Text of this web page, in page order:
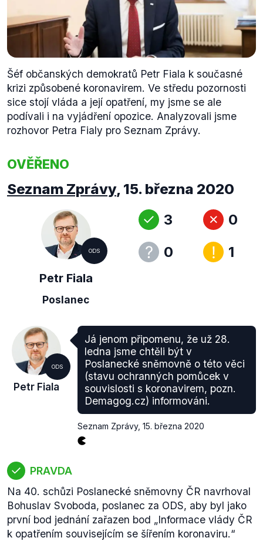
Šéf občanských demokratů Petr Fiala k současné
krizi způsobené koronavirem. Ve středu pozornosti
sice stojí vláda a její opatření, my jsme se ale
podívali i na vyjádření opozice. Analyzovali jsme
rozhovor Petra Fialy pro Seznam Zprávy.
OVĚŘENO
Seznam Zprávy, 15. března 2020
ODS
Petr Fiala
Poslanec
3
0
0
1
ODS
Petr Fiala
Já jenom připomenu, že už 28.
ledna jsme chtěli být v
Poslanecké sněmovně o této věci
(stavu ochranných pomůcek v
souvislosti s koronavirem, pozn.
Demagog.cz) informováni.
Seznam Zprávy, 15. března 2020
PRAVDA
Na 40. schůzi Poslanecké sněmovny ČR navrhoval
Bohuslav Svoboda, poslanec za ODS, aby byl jako
první bod jednání zařazen bod „Informace vlády ČR
k opatřením souvisejícím se šířením koronaviru.“